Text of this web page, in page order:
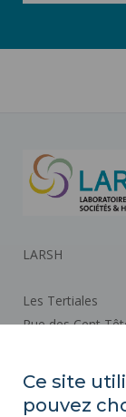
LARSH
Les Tertiales
Rue des Cent
Plan d'accès
Ce site
pouvez